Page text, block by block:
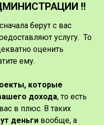
‼️
берут с вас
услугу. То
оценить
ему.
которые
дохода, то есть
в плюс. В таких
деньги вообще, а